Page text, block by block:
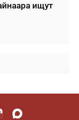
ищут